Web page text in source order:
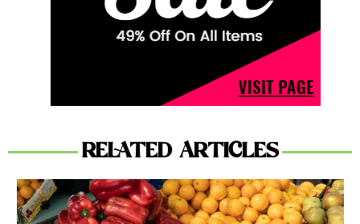
RELATED ARTICLES